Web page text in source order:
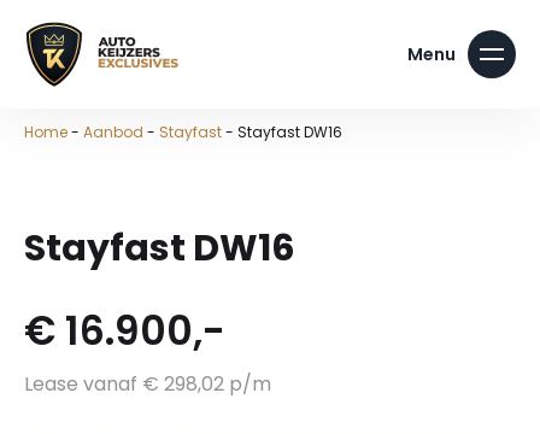
Home- Aanbod - Stayfast- Stayfast DW16
Stayfast DW16
€ 16.900,-
Lease vanaf € 298,02 p/m